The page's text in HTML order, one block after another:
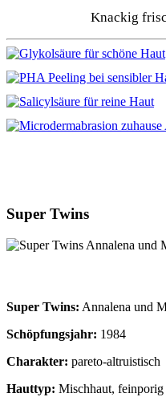
Knackig
Super Twins
Super Twins: Annalena und
Schöpfungsjahr: 1984
Charakter: pareto-altruistisch
Hauttyp: Mischhaut, feinporig